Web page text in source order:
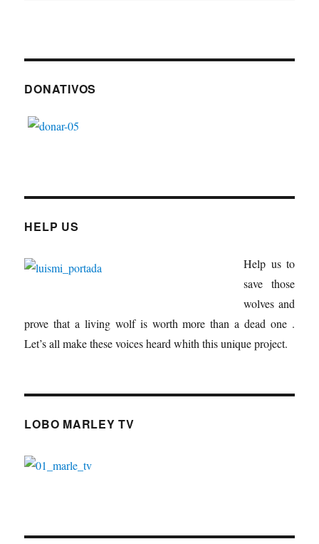
DONATIVOS
HELP US
Help us to
save those
wolves and
prove that a living wolf is worth more than a dead one .
Let’s all make these voices heard whith this unique project.
LOBO MARLEY TV